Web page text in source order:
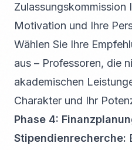
Zulassungskommission
Motivation und Ihre
Wählen Sie Ihre
aus – Professoren, die
akademischen
Charakter und Ihr
Phase 4:
Stipendienrecherche: